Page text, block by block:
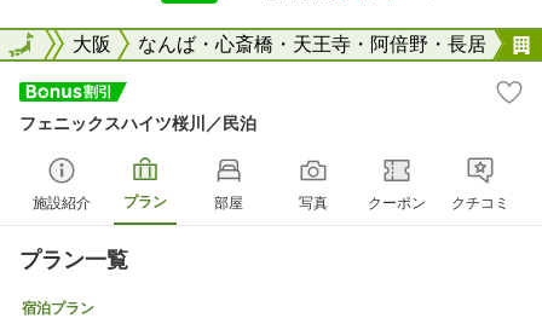
阪府 大阪 なんば・心斎橋・天王寺・阿倍野・長居
全国
フェニックスハイツ桜川／民泊
施設紹介 プラン 部屋 写真 クーポン クチコミ
プラン一覧
宿泊プラン